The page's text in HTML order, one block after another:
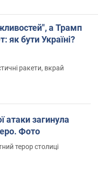
а Трамп
як бути Україні?
ракети, вкрай
атаки загинула
Фото
терор столиці